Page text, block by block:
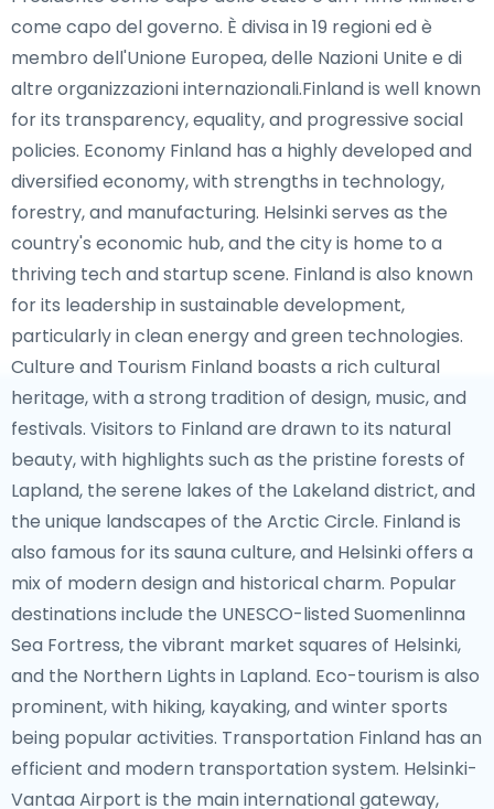
come capo del governo. È divisa in 19 regioni ed è
membro dell'Unione Europea, delle Nazioni Unite e di
altre organizzazioni internazionali.Finland is well known
for its transparency, equality, and progressive social
policies. Economy Finland has a highly developed and
diversified economy, with strengths in technology,
forestry, and manufacturing. Helsinki serves as the
country's economic hub, and the city is home to a
thriving tech and startup scene. Finland is also known
for its leadership in sustainable development,
particularly in clean energy and green technologies.
Culture and Tourism Finland boasts a rich cultural
heritage, with a strong tradition of design, music, and
festivals. Visitors to Finland are drawn to its natural
beauty, with highlights such as the pristine forests of
Lapland, the serene lakes of the Lakeland district, and
the unique landscapes of the Arctic Circle. Finland is
also famous for its sauna culture, and Helsinki offers a
mix of modern design and historical charm. Popular
destinations include the UNESCO-listed Suomenlinna
Sea Fortress, the vibrant market squares of Helsinki,
and the Northern Lights in Lapland. Eco-tourism is also
prominent, with hiking, kayaking, and winter sports
being popular activities. Transportation Finland has an
efficient and modern transportation system. Helsinki-
Vantaa Airport is the main international gateway,